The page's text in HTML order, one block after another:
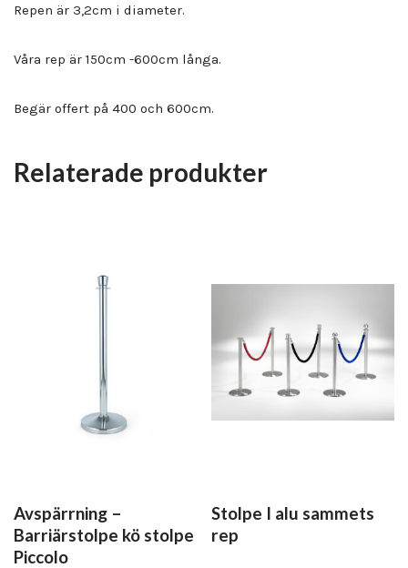
Repen är 3,2cm i diameter.
Våra rep är 150cm -600cm långa.
Begär offert på 400 och 600cm.
Relaterade produkter
Avspärrning –
Barriärstolpe kö stolpe
Piccolo
Stolpe I alu sammets
rep